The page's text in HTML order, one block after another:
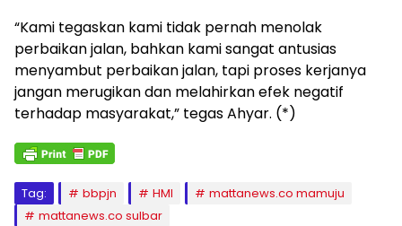
“Kami tegaskan kami tidak pernah menolak
perbaikan jalan, bahkan kami sangat antusias
menyambut perbaikan jalan, tapi proses kerjanya
jangan merugikan dan melahirkan efek negatif
terhadap masyarakat,” tegas Ahyar. (*)
Tag: bbpjn HMI
mattanews.co mamuju
mattanews.co sulbar